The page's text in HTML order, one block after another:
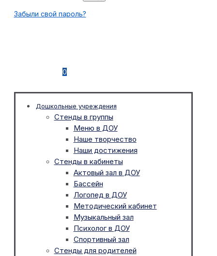
Забыли свой пароль?
0
Дошкольные учреждения
Стенды в группы
Меню в ДОУ
Наше творчество
Наши достижения
Стенды в кабинеты
Актовый зал в ДОУ
Бассейн
Логопед в ДОУ
Методический кабинет
Музыкальный зал
Психолог в ДОУ
Спортивный зал
Стенды для родителей